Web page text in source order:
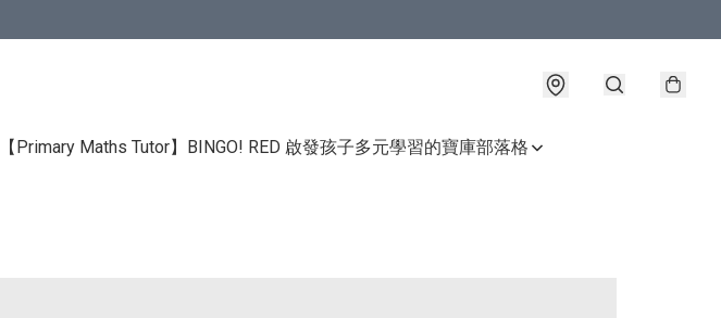
【Primary Maths Tutor】 BINGO! RED 啟發孩子多元學習的寶庫部落格